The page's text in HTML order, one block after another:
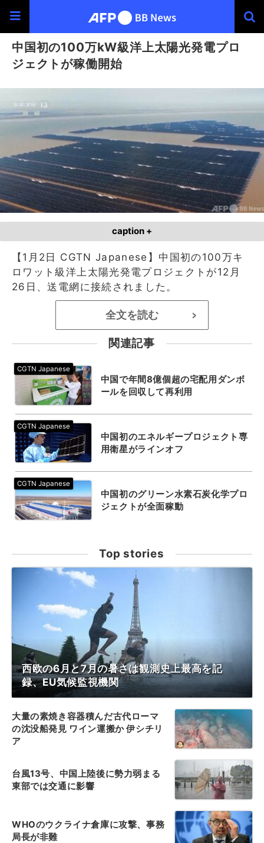
中国初の100万kW級洋上太陽光発電プロ
ジェクトが稼働開始
caption +
【1月2日 CGTN Japanese】中国初の100万キ
ロワット級洋上太陽光発電プロジェクトが12月
26日、送電網に接続されました。
全文を読む >
関連記事
中国で年間8億個超の宅配用ダンボ
ールを回収して再利用
中国初のエネルギープロジェクト専
用衛星がラインオフ
中国初のグリーン水素石炭化学プロ
ジェクトが全面稼動
Top stories
西欧の6月と7月の暑さは観測史上最高を記
録、EU気候監視機関
大量の素焼き容器積んだ古代ローマ
の沈没船発見 ワイン運搬か 伊シチリ
ア
台風13号、中国上陸後に勢力弱まる
東部では交通に影響
WHOのウクライナ倉庫に攻撃、事務
局長が非難